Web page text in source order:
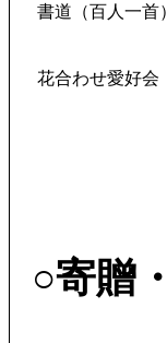
書道（百人一首）
花合わせ愛好会
○寄贈